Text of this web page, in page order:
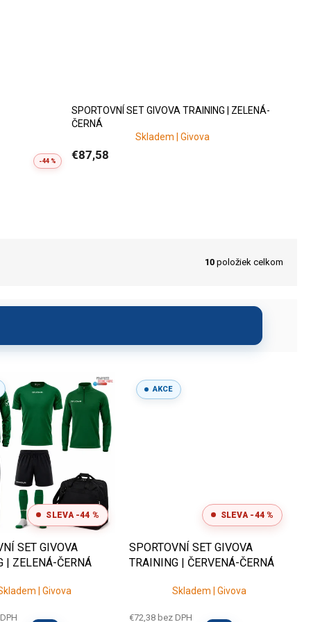
odporučíme
bez starostí.
-44 %
SPORTOVNÍ SET GIVOVA TRAINING | ZELENÁ-
ČERNÁ
Skladem | Givova
€87,58
10 položiek celkom
SLEVA -44 %
SET GIVOVA
| ZELENÁ-ČERNÁ
| Givova
AKCE
SLEVA -44 %
SPORTOVNÍ SET GIVOVA
TRAINING | ČERVENÁ-ČERNÁ
Skladem | Givova
€72,38 bez DPH